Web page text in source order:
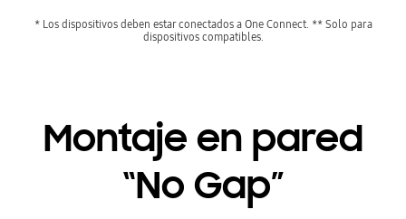
* Los dispositivos deben estar conectados a One Connect. ** Solo para
dispositivos compatibles.
Montaje en pared
“No Gap”